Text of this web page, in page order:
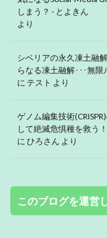
しまう？ - とよきん
より
シベリアの永久凍土融
らなる凍土融解･･･無限
に テスト より
ゲノム編集技術
して絶滅危惧種を救う！
に ひろさん より
このブログを運営